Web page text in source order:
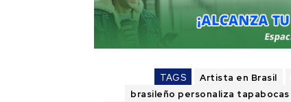
TAGS Artista en Brasil
brasileño personaliza tapabocas